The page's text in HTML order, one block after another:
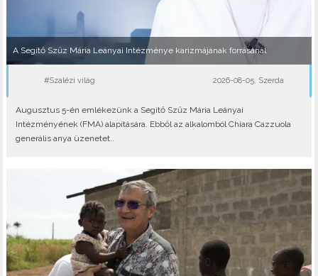
A Segítő Szűz Mária Leányai Intézménye karizmájának forrásánál
#Szalézi világ 2026-08-05, Szerda
Augusztus 5-én emlékezünk a Segítő Szűz Mária Leányai
Intézményének (FMA) alapítására. Ebből az alkalomból Chiara Cazzuola
generális anya üzenetet..